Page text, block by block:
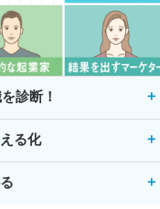
診断！
る化